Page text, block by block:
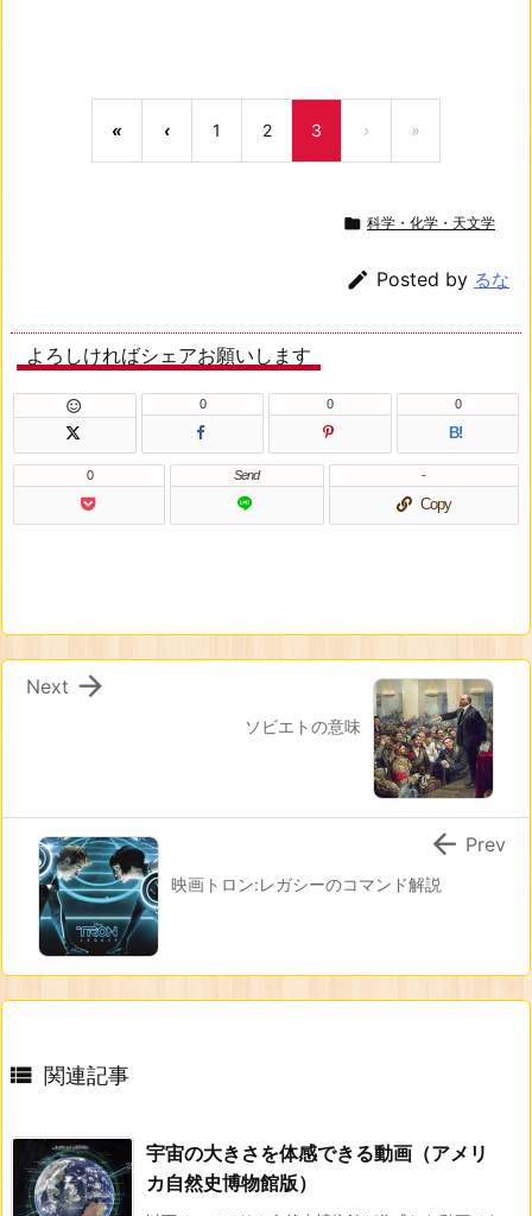
« ‹ 1 2 3 › »
 科学・化学・天文学
 Posted by るな
よろしければシェアお願いします
 0 0
B!
0
0 Send
Copy
-
ソビエトの意味

Next
映画トロン:レガシーのコマンド解説
 Prev
 関連記事
宇宙の大きさを体感できる動画（アメリ
カ自然史博物館版）